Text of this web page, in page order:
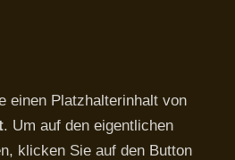
einen Platzhalterinhalt von
. Um auf den eigentlichen
klicken Sie auf den Button